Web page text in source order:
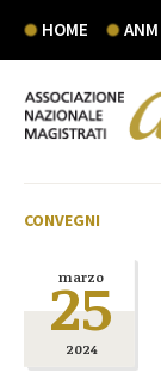
HOME ANM
CONVEGNI
marzo
25
2024